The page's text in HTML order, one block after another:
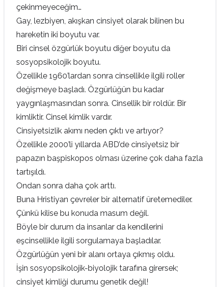
çekinmeyeceğim…
Gay, lezbiyen, akışkan cinsiyet olarak bilinen bu
hareketin iki boyutu var.
Biri cinsel özgürlük boyutu diğer boyutu da
sosyopsikolojik boyutu.
Özellikle 1960’lardan sonra cinsellikle ilgili roller
değişmeye başladı. Özgürlüğün bu kadar
yaygınlaşmasından sonra. Cinsellik bir roldür. Bir
kimliktir. Cinsel kimlik vardır.
Cinsiyetsizlik akımı neden çıktı ve artıyor?
Özellikle 2000’li yıllarda ABD’de cinsiyetsiz bir
papazın başpiskopos olması üzerine çok daha fazla
tartışıldı.
Ondan sonra daha çok arttı.
Buna Hristiyan çevreler bir alternatif üretemediler.
Çünkü kilise bu konuda masum değil.
Böyle bir durum da insanlar da kendilerini
eşcinsellikle ilgili sorgulamaya başladılar.
Özgürlüğün yeni bir alanı ortaya çıkmış oldu.
İşin sosyopsikolojik-biyolojik tarafına girersek;
cinsiyet kimliği durumu genetik değil!